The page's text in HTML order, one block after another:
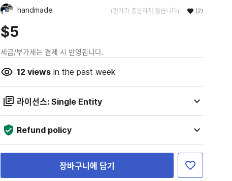
handmade (평가가 충분하지 않습니다) (2)
$5
세금/부가세는 결제 시 반영됩니다.
12 viewsin the past week
라이선스: Single Entity
Refund policy
장바구니에 담기